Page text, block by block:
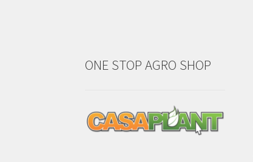
ONE STOP AGRO SHOP